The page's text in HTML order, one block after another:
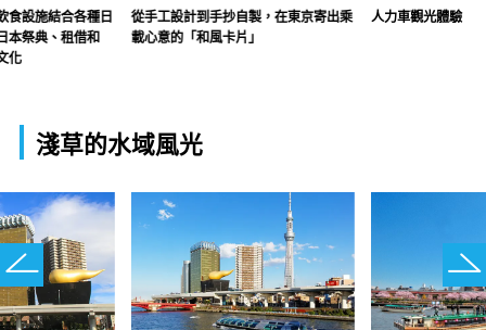
食設施結合各種日
本祭典、租借和
化
從手工設計到手抄自製，在東京寄出乘
載心意的「和風卡片」
人力車觀光體驗
淺草的水域風光